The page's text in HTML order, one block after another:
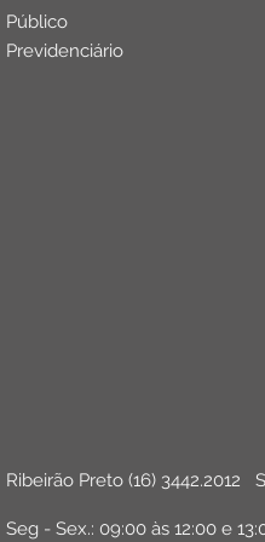
Público
Previdenciário
Ribeirão Preto (16) 3442.2012
Seg - Sex.: 09:00 às 12:00 e